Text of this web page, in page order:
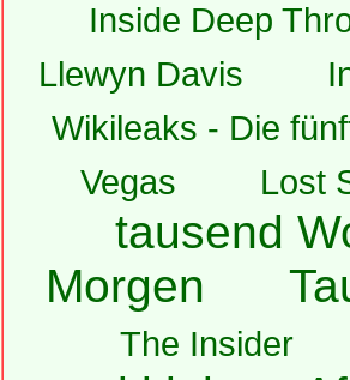
Inside Deep
Llewyn Davis
Wikileaks - Die
Vegas
Lost
tausend
Morgen
The Insider